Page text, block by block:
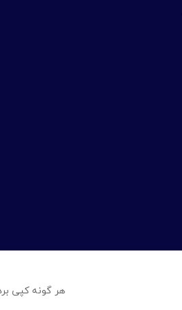
هر گونه کپی